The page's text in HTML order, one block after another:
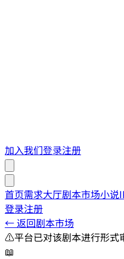
加入我们登录注册
首页需求大厅剧本市场小说
登录注册
← 返回剧本市场
⚠️平台已对该剧本进行形式
📖